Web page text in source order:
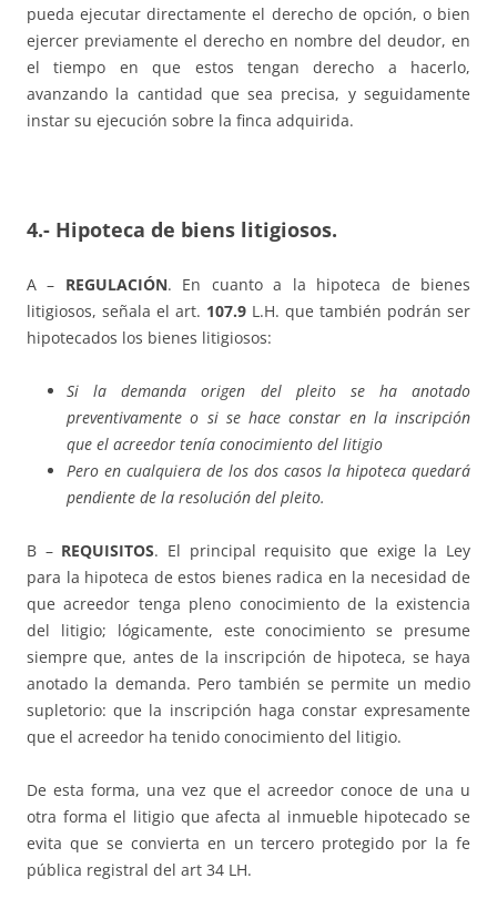
pueda ejecutar directamente el derecho de opción, o bien
ejercer previamente el derecho en nombre del deudor, en
el tiempo en que estos tengan derecho a hacerlo,
avanzando la cantidad que sea precisa, y seguidamente
instar su ejecución sobre la finca adquirida.
4.- Hipoteca de biens litigiosos.
A – REGULACIÓN. En cuanto a la hipoteca de bienes
litigiosos, señala el art. 107.9 L.H. que también podrán ser
hipotecados los bienes litigiosos:
Si la demanda origen del pleito se ha anotado
preventivamente o si se hace constar en la inscripción
que el acreedor tenía conocimiento del litigio
Pero en cualquiera de los dos casos la hipoteca quedará
pendiente de la resolución del pleito.
B – REQUISITOS. El principal requisito que exige la Ley
para la hipoteca de estos bienes radica en la necesidad de
que acreedor tenga pleno conocimiento de la existencia
del litigio; lógicamente, este conocimiento se presume
siempre que, antes de la inscripción de hipoteca, se haya
anotado la demanda. Pero también se permite un medio
supletorio: que la inscripción haga constar expresamente
que el acreedor ha tenido conocimiento del litigio.
De esta forma, una vez que el acreedor conoce de una u
otra forma el litigio que afecta al inmueble hipotecado se
evita que se convierta en un tercero protegido por la fe
pública registral del art 34 LH.